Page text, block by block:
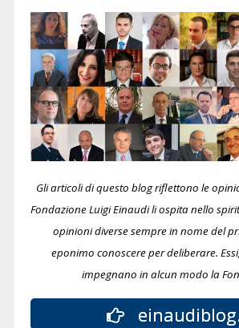
Gli articoli di questo blog riflettono le
Fondazione Luigi Einaudi li ospita nello
opinioni diverse sempre in nome del
eponimo conoscere per deliberare.
impegnano in alcun modo la